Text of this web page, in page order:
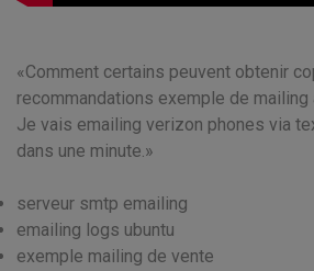
Comment certains peuvent obtenir
recommandations exemple de
Je vais emailing verizon phones via
dans une minute.
serveur smtp emailing
emailing logs ubuntu
exemple mailing de vente